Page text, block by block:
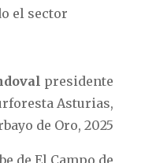
el sector
presidente
Asturias,
de Oro, 2025
de El Campo de